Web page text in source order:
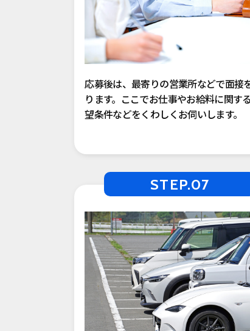
応募後は、最寄りの営業所などで面接
ります。ここでお仕事やお給料に関す
望条件などをくわしくお伺いします。
STEP.07